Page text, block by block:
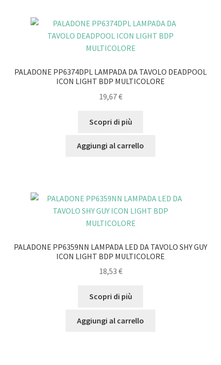
PALADONE PP6374DPL LAMPADA DA TAVOLO DEADPOOL
ICON LIGHT BDP MULTICOLORE
19,67€
Scopri di più
Aggiungi al carrello
PALADONE PP6359NN LAMPADA LED DA TAVOLO SHY GUY
ICON LIGHT BDP MULTICOLORE
18,53 €
Scopri di più
Aggiungi al carrello